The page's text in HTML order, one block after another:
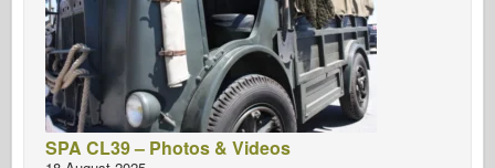
SPA CL39 – Photos & Videos